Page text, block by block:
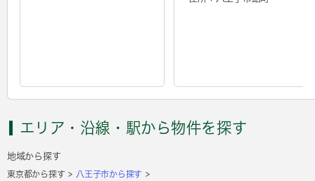
エリア・沿線・駅から物件を探す
地域から探す
東京都から探す 八王子市から探す